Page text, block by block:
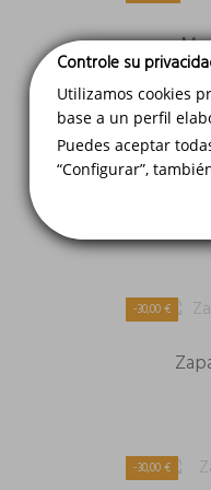
-35%
-30,00 €
-30,00 €
Controle su
Utilizamos cookies
base a un perfil
Puedes aceptar
“Configurar”,